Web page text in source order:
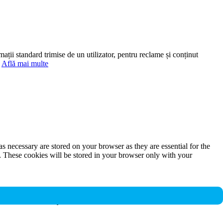
standard trimise de un utilizator, pentru reclame și conținut
Află mai multe
are stored on your browser as they are essential for the
These cookies will be stored in your browser only with your